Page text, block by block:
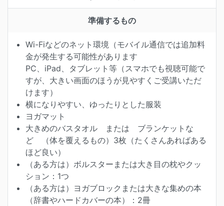
準備するもの
Wi-Fiなどのネット環境（モバイル通信では追加料
金が発生する可能性があります
PC、iPad、タブレット等（スマホでも視聴可能で
すが、大きい画面のほうが見やすくご受講いただ
けます）
横になりやすい、ゆったりとした服装
ヨガマット
大きめのバスタオル または ブランケットな
ど （体を覆えるもの）3枚（たくさんあればある
ほど良い）
（ある方は）ボルスターまたは大き目の枕やクッ
ション：1つ
（ある方は）ヨガブロックまたは大きな集めの本
（辞書やハードカバーの本）：2冊